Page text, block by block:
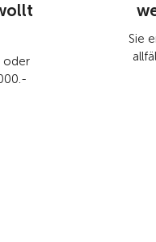
oder
Sie